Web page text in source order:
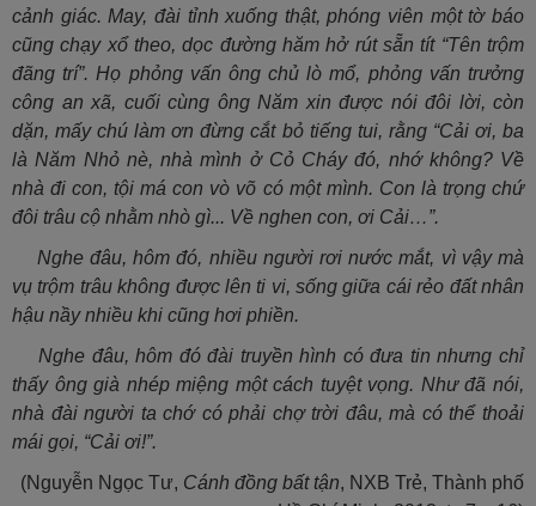
cảnh giác. May, đài tỉnh xuống thật, phóng viên một tờ báo
cũng chạy xổ theo, dọc đường hăm hở rút sẵn tít “Tên trộm
đãng trí”. Họ phỏng vấn ông chủ lò mổ, phỏng vấn trưởng
công an xã, cuối cùng ông Năm xin được nói đôi lời, còn
dặn, mấy chú làm ơn đừng cắt bỏ tiếng tui, rằng “Cải ơi, ba
là Năm Nhỏ nè, nhà mình ở Cỏ Cháy đó, nhớ không? Về
nhà đi con, tội má con vò võ có một mình. Con là trọng chứ
đôi trâu cộ nhằm nhò gì... Về nghen con, ơi Cải…”.
Nghe đâu, hôm đó, nhiều người rơi nước mắt, vì vậy mà
vụ trộm trâu không được lên ti vi, sống giữa cái rẻo đất nhân
hậu nầy nhiều khi cũng hơi phiền.
Nghe đâu, hôm đó đài truyền hình có đưa tin nhưng chỉ
thấy ông già nhép miệng một cách tuyệt vọng. Như đã nói,
nhà đài người ta chớ có phải chợ trời đâu, mà có thể thoải
mái gọi, “Cải ơi!”.
(Nguyễn Ngọc Tư, Cánh đồng bất tận, NXB Trẻ, Thành phố